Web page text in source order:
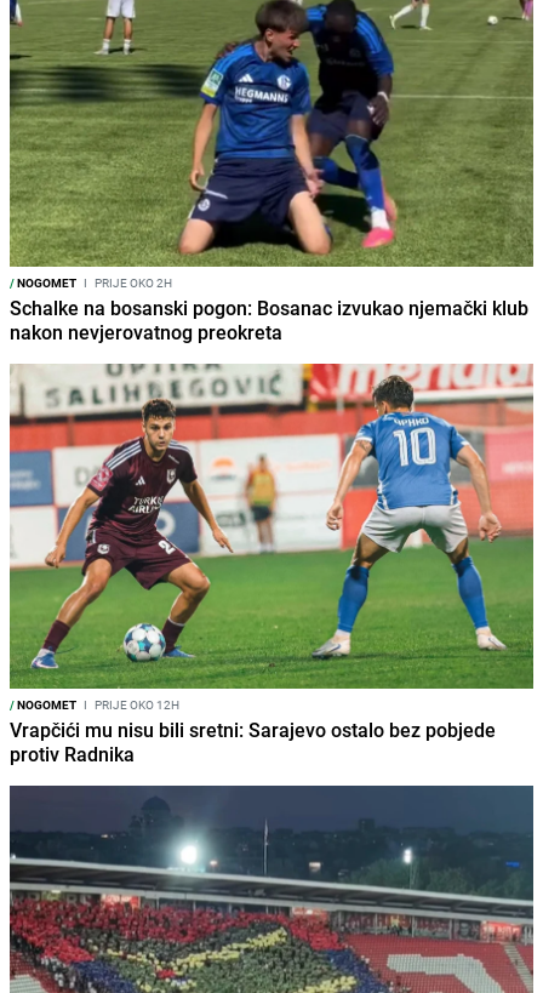
/NOGOMET I PRIJE OKO 2H
Schalke na bosanski pogon: Bosanac izvukao njemački klub
nakon nevjerovatnog preokreta
/NOGOMET I PRIJE OKO 12H
Vrapčići mu nisu bili sretni: Sarajevo ostalo bez pobjede
protiv Radnika